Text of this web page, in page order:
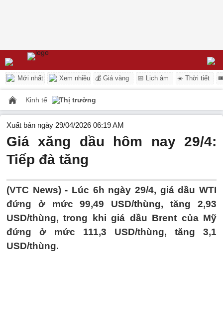
Mới nhất Xem nhiều 💰 Giá vàng 📅 Lịch âm ☀️ Thời tiết
Kinh tế Thị trường
Xuất bản ngày 29/04/2026 06:19 AM
Giá xăng dầu hôm nay 29/4:
Tiếp đà tăng
(VTC News) - Lúc 6h ngày 29/4, giá dầu WTI
đứng ở mức 99,49 USD/thùng, tăng 2,93
USD/thùng, trong khi giá dầu Brent của Mỹ
đứng ở mức 111,3 USD/thùng, tăng 3,1
USD/thùng.